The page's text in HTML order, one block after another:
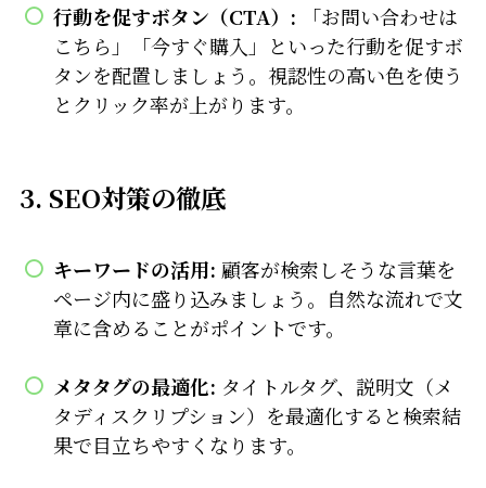
行動を促すボタン（CTA）: 「お問い合わせは
こちら」「今すぐ購入」といった行動を促すボ
タンを配置しましょう。視認性の高い色を使う
とクリック率が上がります。
3. SEO対策の徹底
キーワードの活用: 顧客が検索しそうな言葉を
ページ内に盛り込みましょう。自然な流れで文
章に含めることがポイントです。
メタタグの最適化: タイトルタグ、説明文（メ
タディスクリプション）を最適化すると検索結
果で目立ちやすくなります。